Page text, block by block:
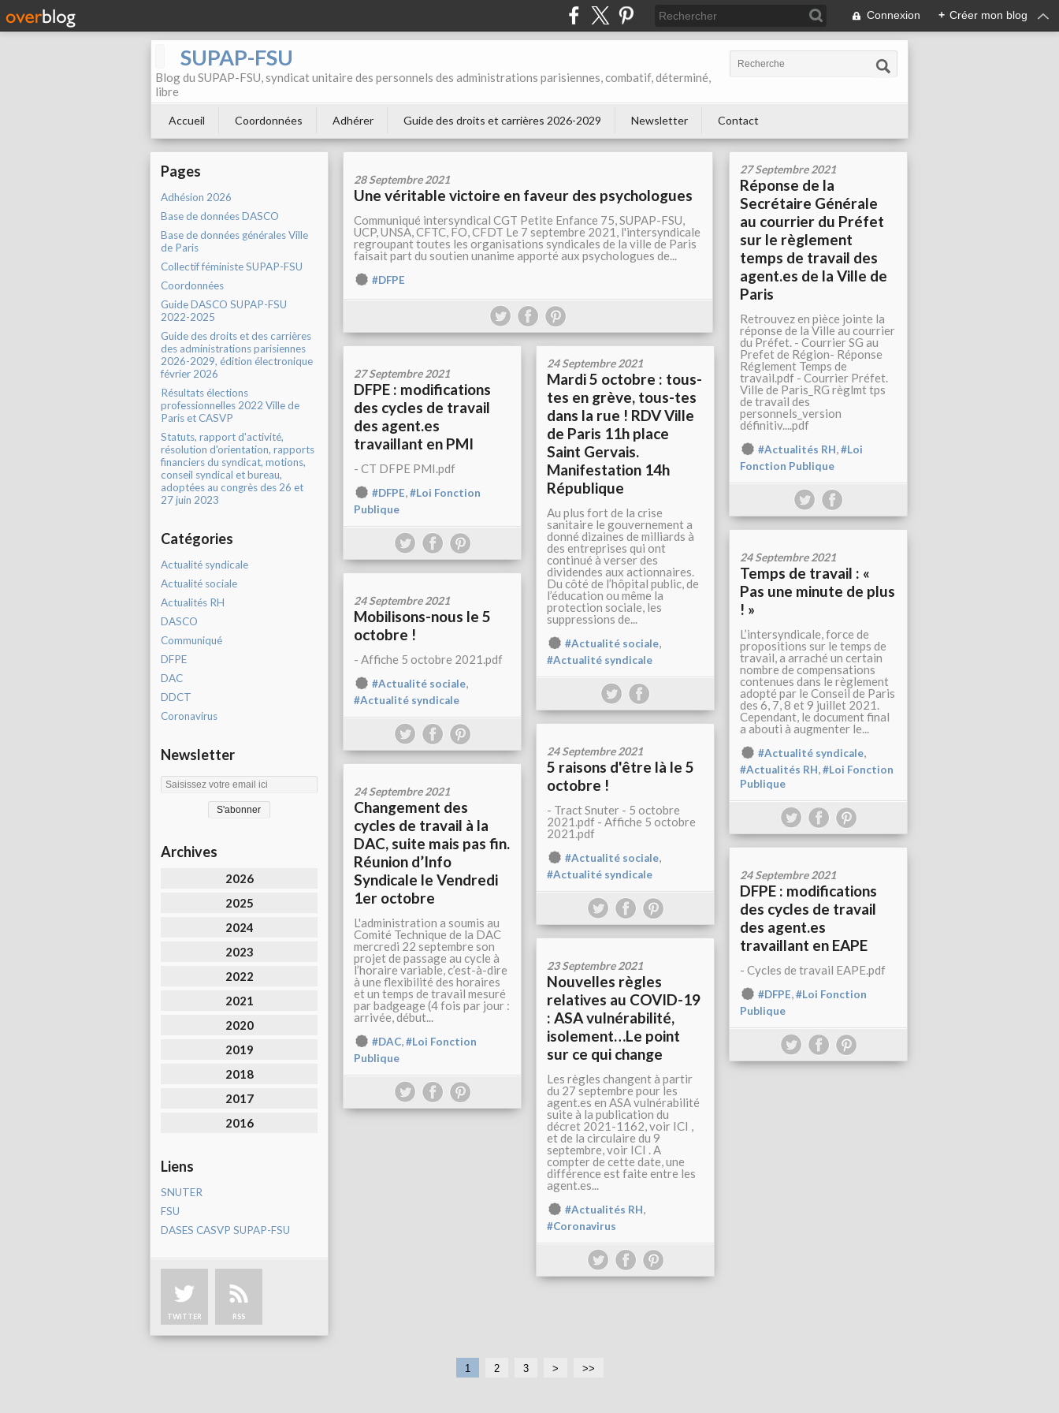
Connexion + Créer mon blog
SUPAP-FSU
Blog du SUPAP-FSU, syndicat unitaire des personnels des administrations parisiennes, combatif, déterminé,
libre
Accueil Coordonnées Adhérer Guide des droits et carrières 2026-2029 Newsletter Contact
Pages
Adhésion 2026
Base de données DASCO
Base de données générales Ville
de Paris
Collectif féministe SUPAP-FSU
Coordonnées
Guide DASCO SUPAP-FSU
2022-2025
Guide des droits et des carrières
des administrations parisiennes
2026-2029, édition électronique
février 2026
Résultats élections
professionnelles 2022 Ville de
Paris et CASVP
Statuts, rapport d'activité,
résolution d'orientation, rapports
financiers du syndicat, motions,
conseil syndical et bureau,
adoptées au congrès des 26 et
27 juin 2023
Catégories
Actualité syndicale
Actualité sociale
Actualités RH
DASCO
Communiqué
DFPE
DAC
DDCT
Coronavirus
Newsletter
Archives
2026
2025
2024
2023
2022
2021
2020
2019
2018
2017
2016
Liens
SNUTER
FSU
DASES CASVP SUPAP-FSU
TWITTER RSS
28 Septembre 2021
Une véritable victoire en faveur des psychologues
Communiqué intersyndical CGT Petite Enfance 75, SUPAP-FSU,
UCP, UNSA, CFTC, FO, CFDT Le 7 septembre 2021, l'intersyndicale
regroupant toutes les organisations syndicales de la ville de Paris
faisait part du soutien unanime apporté aux psychologues de...
#DFPE
27 Septembre 2021
Réponse de la
Secrétaire Générale
au courrier du Préfet
sur le règlement
temps de travail des
agent.es de la Ville de
Paris
Retrouvez en pièce jointe la
réponse de la Ville au courrier
du Préfet. - Courrier SG au
Prefet de Région- Réponse
Réglement Temps de
travail.pdf - Courrier Préfet.
Ville de Paris_RG règlmt tps
de travail des
personnels_version
définitiv....pdf
#Actualités RH,#Loi
Fonction Publique
27 Septembre 2021
DFPE : modifications
des cycles de travail
des agent.es
travaillant en PMI
- CT DFPE PMI.pdf
#DFPE,#Loi Fonction
Publique
24 Septembre 2021
Mardi 5 octobre : tous-
tes en grève, tous-tes
dans la rue ! RDV Ville
de Paris 11h place
Saint Gervais.
Manifestation 14h
République
Au plus fort de la crise
sanitaire le gouvernement a
donné dizaines de milliards à
des entreprises qui ont
continué à verser des
dividendes aux actionnaires.
Du côté de l’hôpital public, de
l’éducation ou même la
protection sociale, les
suppressions de...
#Actualité sociale,
#Actualité syndicale
24 Septembre 2021
Temps de travail : «
Pas une minute de plus
! »
L’intersyndicale, force de
propositions sur le temps de
travail, a arraché un certain
nombre de compensations
contenues dans le règlement
adopté par le Conseil de Paris
des 6, 7, 8 et 9 juillet 2021.
Cependant, le document final
a abouti à augmenter le...
#Actualité syndicale,
#Actualités RH,#Loi Fonction
Publique
24 Septembre 2021
Mobilisons-nous le 5
octobre !
- Affiche 5 octobre 2021.pdf
#Actualité sociale,
#Actualité syndicale
24 Septembre 2021
5 raisons d'être là le 5
octobre !
- Tract Snuter - 5 octobre
2021.pdf - Affiche 5 octobre
2021.pdf
#Actualité sociale,
#Actualité syndicale
24 Septembre 2021
Changement des
cycles de travail à la
DAC, suite mais pas fin.
Réunion d’Info
Syndicale le Vendredi
1er octobre
L'administration a soumis au
Comité Technique de la DAC
mercredi 22 septembre son
projet de passage au cycle à
l’horaire variable, c’est-à-dire
à une flexibilité des horaires
et un temps de travail mesuré
par badgeage (4 fois par jour :
arrivée, début...
#DAC,#Loi Fonction
Publique
24 Septembre 2021
DFPE : modifications
des cycles de travail
des agent.es
travaillant en EAPE
- Cycles de travail EAPE.pdf
#DFPE,#Loi Fonction
Publique
23 Septembre 2021
Nouvelles règles
relatives au COVID-19
: ASA vulnérabilité,
isolement…Le point
sur ce qui change
Les règles changent à partir
du 27 septembre pour les
agent.es en ASA vulnérabilité
suite à la publication du
décret 2021-1162, voir ICI ,
et de la circulaire du 9
septembre, voir ICI . A
compter de cette date, une
différence est faite entre les
agent.es...
#Actualités RH,
#Coronavirus
1 2 3 > >>